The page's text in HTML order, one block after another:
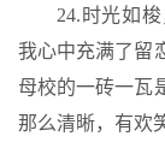
24.时光如
我心中充满了留
母校的一砖一瓦
那么清晰，有欢